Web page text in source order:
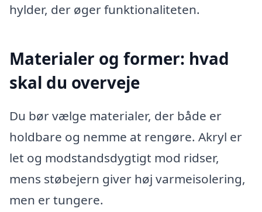
hylder, der øger funktionaliteten.
Materialer og former: hvad
skal du overveje
Du bør vælge materialer, der både er
holdbare og nemme at rengøre. Akryl er
let og modstandsdygtigt mod ridser,
mens støbejern giver høj varmeisolering,
men er tungere.